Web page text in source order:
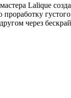
Lalique
проработку
через